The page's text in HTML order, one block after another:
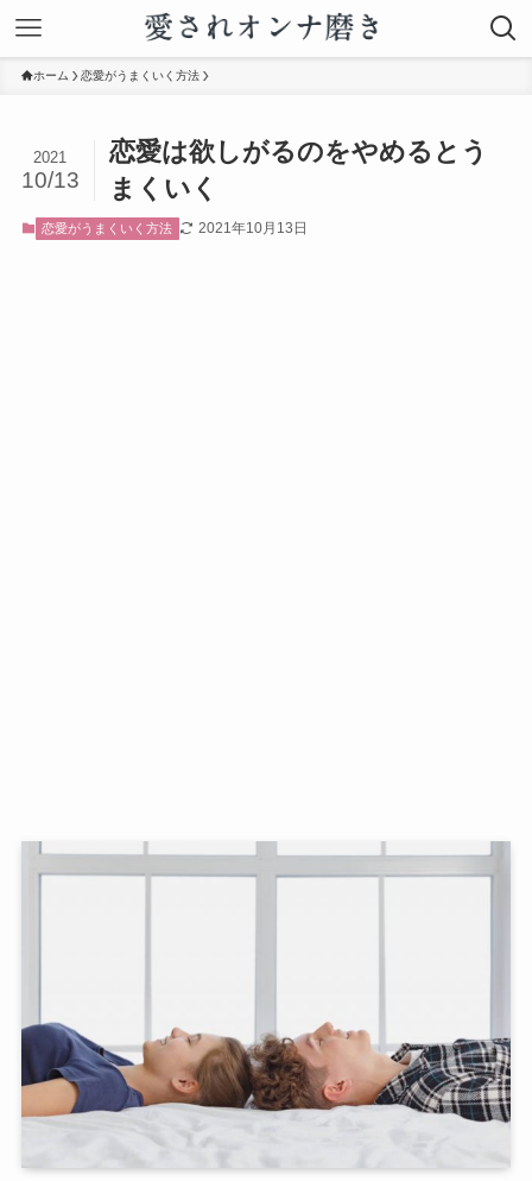
ホーム 恋愛がうまくいく方法
恋愛は欲しがるのをやめるとう
まくいく
2021
10/13
恋愛がうまくいく方法 2021年10月13日